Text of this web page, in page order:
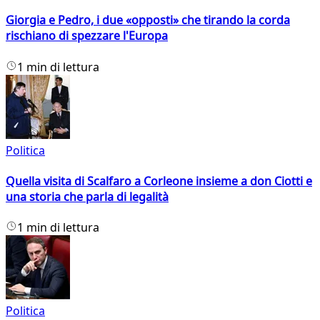
Giorgia e Pedro, i due «opposti» che tirando la corda
rischiano di spezzare l'Europa
1 min di lettura
Politica
Quella visita di Scalfaro a Corleone insieme a don Ciotti e
una storia che parla di legalità
1 min di lettura
Politica